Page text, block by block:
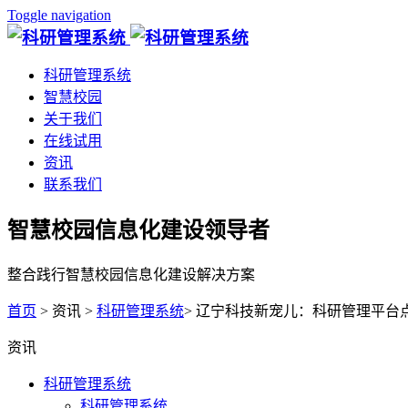
Toggle navigation
科研管理系统
智慧校园
关于我们
在线试用
资讯
联系我们
智慧校园信息化建设领导者
整合践行智慧校园信息化建设解决方案
首页 > 资讯 > 科研管理系统> 辽宁科技新宠儿：科研管理平台
资讯
科研管理系统